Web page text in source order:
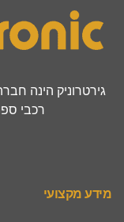
גירטרוניק הינה
רכבי
מידע מקצועי